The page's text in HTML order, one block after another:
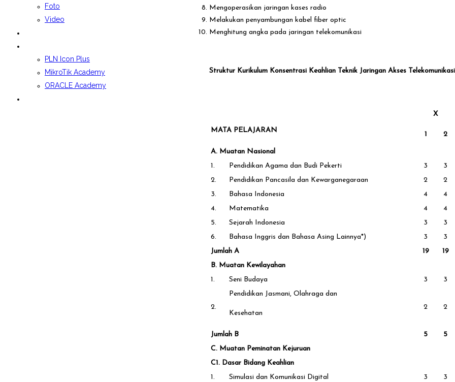
Foto
Video
PLN Icon Plus
MikroTik Academy
ORACLE Academy
Mengoperasikan jaringan kases radio
Melakukan penyambungan kabel fiber optic
Menghitung angka pada jaringan telekomunikasi
Struktur Kurikulum Konsentrasi Keahlian Teknik Jaringan Akses Telekomunikasi
MATA PELAJARAN
X
1 2
A. Muatan Nasional
1.
Pendidikan Agama dan Budi Pekerti 3 3
2.
Pendidikan Pancasila dan Kewarganegaraan 2 2
3.
Bahasa Indonesia 4 4
4.
Matematika 4 4
5.
Sejarah Indonesia 3 3
6.
Bahasa Inggris dan Bahasa Asing Lainnya*) 3 3
Jumlah A
19 19
B. Muatan Kewilayahan
1.
Seni Budaya 3 3
2.
Pendidikan Jasmani, Olahraga dan
Kesehatan
2 2
Jumlah B 5 5
C. Muatan Peminatan Kejuruan
C1. Dasar Bidang Keahlian
1.
Simulasi dan Komunikasi Digital 3 3